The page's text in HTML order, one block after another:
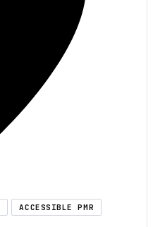
ACCESSIBLE PMR